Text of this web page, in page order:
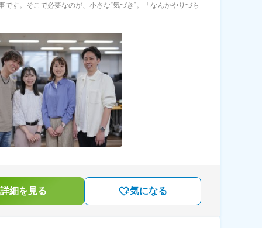
です。そこで必要なのが、小さな“気づき”。「なんかやりづら
細を見る 気になる